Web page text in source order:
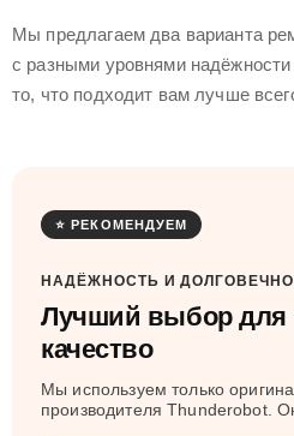
Мы предлагаем два варианта
с разными уровнями
то, что подходит вам лучше
⭐ РЕКОМЕНДУЕМ
НАДЁЖНОСТЬ И
Лучший выбор для
качество
Мы используем только
производителя Thunderobot.